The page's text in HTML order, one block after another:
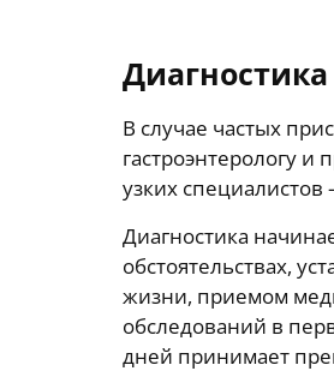
В случае частых
гастроэнтерологу и
узких специалистов
Диагностика
обстоятельствах,
жизни, приемом
обследований в
дней принимает